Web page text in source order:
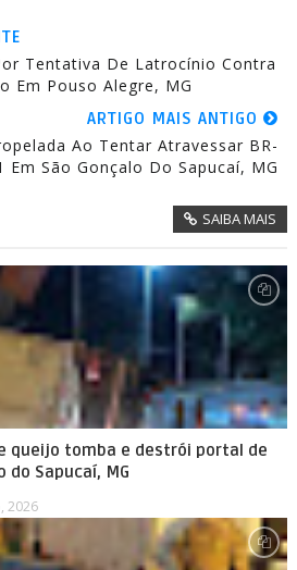
Tentativa De Latrocínio Contra
Em Pouso Alegre, MG
ARTIGO MAIS ANTIGO
Ao Tentar Atravessar BR-
Em São Gonçalo Do Sapucaí, MG
SAIBA MAIS
queijo tomba e destrói portal de
do Sapucaí, MG
2026